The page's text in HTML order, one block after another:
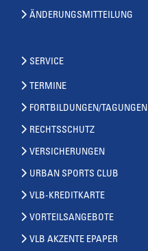
ÄNDERUNGSMITTEILUNG
SERVICE
TERMINE
FORTBILDUNGEN/TAGUNGEN
RECHTSSCHUTZ
VERSICHERUNGEN
URBAN SPORTS CLUB
VLB-KREDITKARTE
VORTEILSANGEBOTE
VLB AKZENTE EPAPER